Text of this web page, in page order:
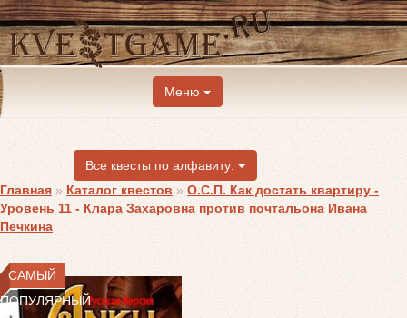
Меню
Все квесты по алфавиту:
Главная » Каталог квестов » О.С.П. Как достать квартиру -
Уровень 11 - Клара Захаровна против почтальона Ивана
Печкина
САМЫЙ
ПОПУЛЯРНЫЙ